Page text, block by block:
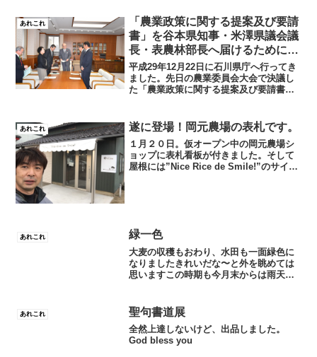
あれこれ
「農業政策に関する提案及び要請
書」を谷本県知事・米澤県議会議
長・表農林部長へ届けるために県
庁へ行ってきました
平成29年12月22日に石川県庁へ行ってき
ました。先日の農業委員会大会で決議し
た「農業政策に関する提案及び要請書」
石川県農業会議より選任していただきま
した。先ずは谷本正...
あれこれ 遂に登場！岡元農場の表札です。
１月２０日。仮オープン中の岡元農場シ
ョップに表札看板が付きました。そして
屋根には”Nice Rice de Smile!”のサイン
あれこれ 緑一色
大麦の収穫もおわり、水田も一面緑色に
なりましたきれいだな〜と外を眺めては
思いますこの時期も今月末からは雨天で
すね除湿もしなくて済めばいいんだけど
God bless yo...
あれこれ 聖句書道展
全然上達しないけど、出品しました。
God bless you